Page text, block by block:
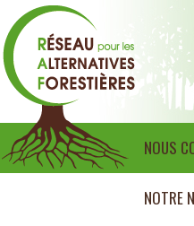
NOUS
NOTRE